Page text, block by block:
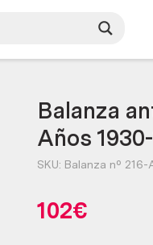
Balanza
Años
SKU: Balanza nº 216-
102€